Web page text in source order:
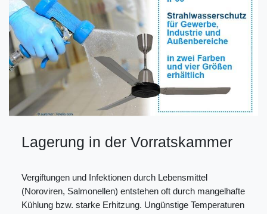
Lagerung in der Vorratskammer
Vergiftungen und Infektionen durch Lebensmittel
(Noroviren, Salmonellen) entstehen oft durch mangelhafte
Kühlung bzw. starke Erhitzung. Ungünstige Temperaturen